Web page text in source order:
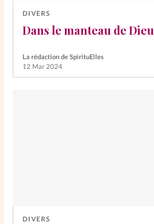
DIVERS
Dans le manteau de Dieu
La rédaction de SpirituElles
12 Mar 2024
DIVERS